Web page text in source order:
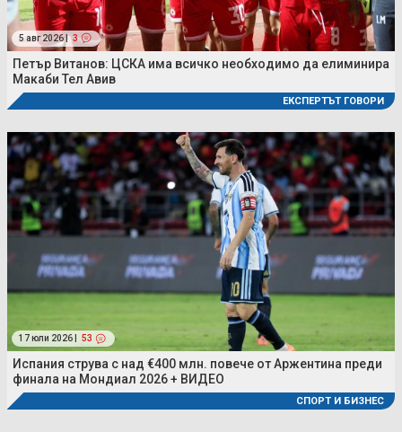
5 авг 2026 | 3
Петър Витанов: ЦСКА има всичко необходимо да елиминира
Макаби Тел Авив
ЕКСПЕРТЪТ ГОВОРИ
17 юли 2026 | 53
Испания струва с над €400 млн. повече от Аржентина преди
финала на Мондиал 2026 + ВИДЕО
СПОРТ И БИЗНЕС